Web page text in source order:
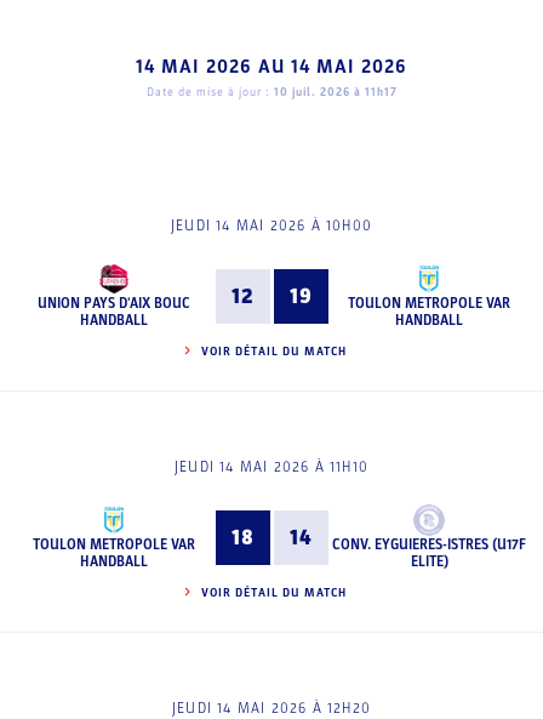
14 MAI 2026 AU 14 MAI 2026
Date de mise à jour : 10 juil. 2026 à 11h17
JEUDI 14 MAI 2026 À 10H00
UNION PAYS D'AIX BOUC
HANDBALL
12 19
TOULON METROPOLE VAR
HANDBALL
VOIR DÉTAIL DU MATCH
JEUDI 14 MAI 2026 À 11H10
TOULON METROPOLE VAR
HANDBALL
18 14
CONV. EYGUIERES-ISTRES (U17F
ELITE)
VOIR DÉTAIL DU MATCH
JEUDI 14 MAI 2026 À 12H20